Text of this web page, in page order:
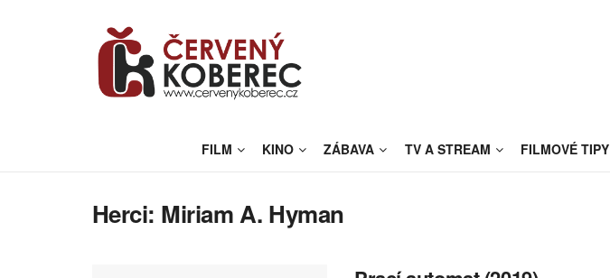
FILM KINO ZÁBAVA TV A STREAM FILMOVÉ TIPY
Herci: Miriam A. Hyman